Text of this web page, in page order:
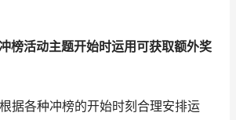
榜活动主题开始时运用可获取额外奖
各种冲榜的开始时刻合理安排运